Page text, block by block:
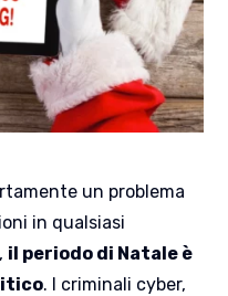
un problema
in qualsiasi
il periodo di Natale è
. I criminali cyber,